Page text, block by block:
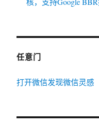
任意门
打开微信发现微信灵感